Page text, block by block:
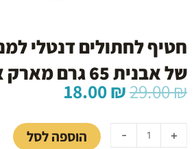
חטיף לחתולים דנטלי
של אבנית 65 גרם מארק אנד צ'אפל
29.00₪ המחיר
המקורי
היה:
29.00 ₪.
18.00₪
הוא:
18.00 ₪. -
של
חטיף
+ הוספה לסל